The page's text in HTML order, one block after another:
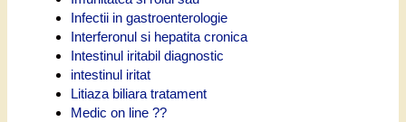
Infectii in gastroenterologie
Interferonul si hepatita cronica
Intestinul iritabil diagnostic
intestinul iritat
Litiaza biliara tratament
Medic on line ??